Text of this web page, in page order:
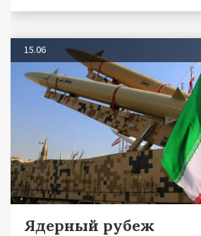
15.06
Ядерный рубеж